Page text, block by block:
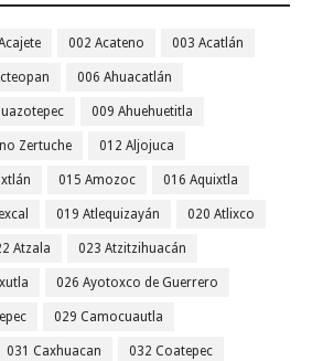
002 Acateno 003 Acatlán
006 Ahuacatlán
009 Ahuehuetitla
Zertuche 012 Aljojuca
015 Amozoc 016 Aquixtla
019 Atlequizayán 020 Atlixco
Atzala 023 Atzitzihuacán
026 Ayotoxco de Guerrero
029 Camocuautla
031 Caxhuacan 032 Coatepec